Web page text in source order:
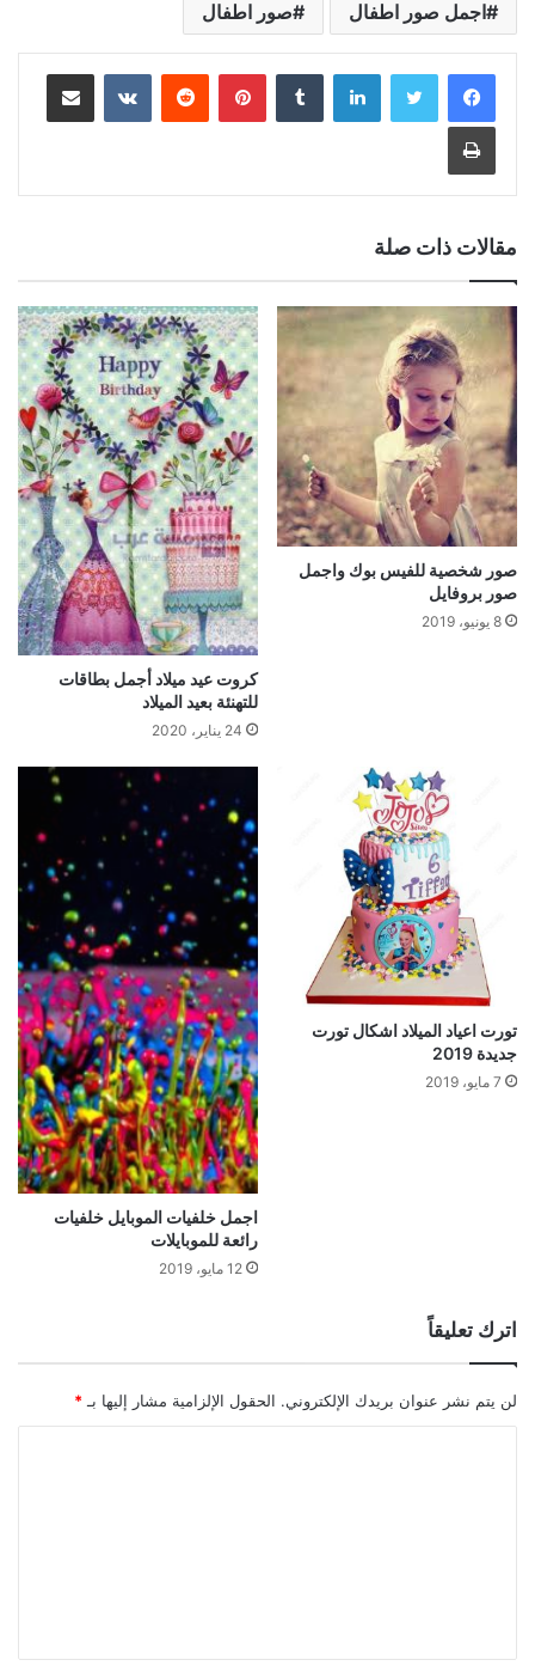
اجمل صور اطفال صور اطفال
لينكدإن بينتيريست مشاركة عبر البريد
طباعة
مقالات ذات صلة
صور شخصية للفيس بوك واجمل
صور بروفايل
8 يونيو، 2019
كروت عيد ميلاد أجمل بطاقات
للتهنئة بعيد الميلاد
24 يناير، 2020
تورت اعياد الميلاد اشكال تورت
جديدة 2019
7 مايو، 2019
اجمل خلفيات الموبايل خلفيات
رائعة للموبايلات
12 مايو، 2019
اترك تعليقاً
لن يتم نشر عنوان بريدك الإلكتروني. الحقول الإلزامية مشار إليها بـ *
ق